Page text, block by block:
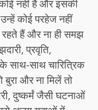
नहीं है और इसकी
कोई परहेज नहीं
हैं और ना ही समझ
प्रवृति,
के साथ-साथ चारित्रिक
और ना मिलें तो
दुष्कर्मं जैसी घटनाओं